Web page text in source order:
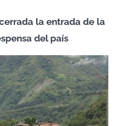
la entrada de la
del país